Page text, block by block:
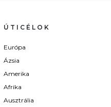
ÚTICÉLOK
Európa
Ázsia
Amerika
Afrika
Ausztrália